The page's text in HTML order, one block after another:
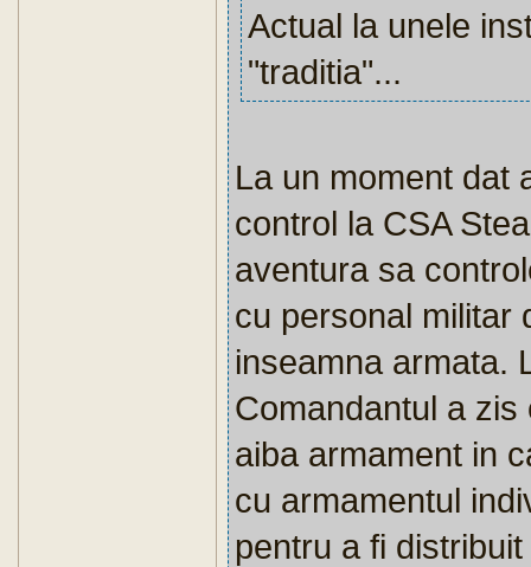
Actual la unele
"traditia"...
La un moment dat
control la CSA
aventura sa
cu personal militar
inseamna armata.
Comandantul a
aiba armament in
cu armamentul
pentru a fi